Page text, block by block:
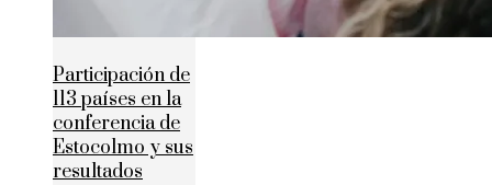
Participación de
113 países en la
conferencia de
Estocolmo y sus
resultados